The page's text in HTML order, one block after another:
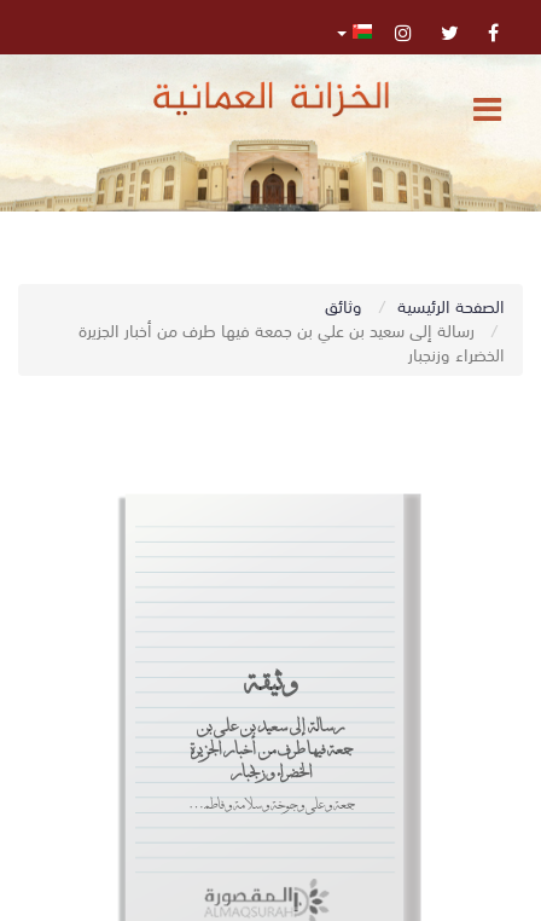
المركز
الإعلامي
الصفحة الرئيسية وثائق
رسالة إلى سعيد بن علي بن جمعة فيها طرف من أخبار الجزيرة
الخضراء وزنجبار
وثيقة
رسالة إلى سعيد بن علي بن
جمعة فيها طرف من أخبار الجزيرة
الخضراء وزنجبار
جمعة وعلي وجوخة وسلامة وفاطمة أبناء سعيد بن علي المغيري.